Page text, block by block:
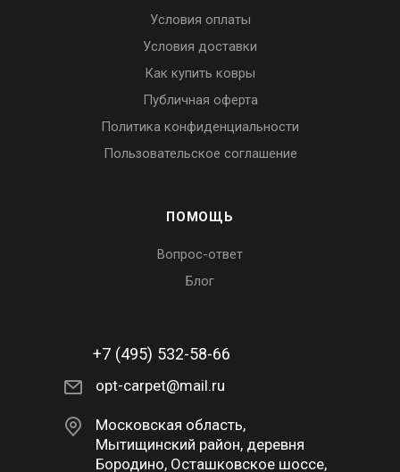
Условия оплаты
Условия доставки
Как купить ковры
Публичная оферта
Политика конфиденциальности
Пользовательское соглашение
ПОМОЩЬ
Вопрос-ответ
Блог
+7 (495) 532-58-66
opt-carpet@mail.ru
Московская область,
Мытищинский район, деревня
Бородино, Осташковское шоссе,